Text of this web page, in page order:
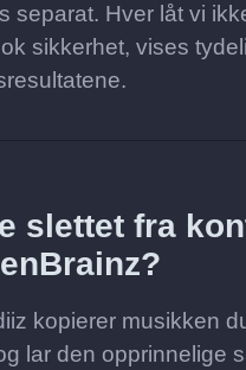
separat. Hver låt vi
sikkerhet, vises
slettet fra
kopierer musikken
lar den opprinnelige